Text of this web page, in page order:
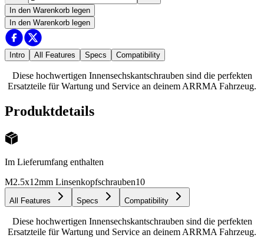
In den Warenkorb legen
In den Warenkorb legen
Intro All Features Specs Compatibility
Diese hochwertigen Innensechskantschrauben sind die perfekten
Ersatzteile für Wartung und Service an deinem ARRMA Fahrzeug.
Produktdetails
Im Lieferumfang enthalten
M2.5x12mm Linsenkopfschrauben10
All Features Specs Compatibility
Diese hochwertigen Innensechskantschrauben sind die perfekten
Ersatzteile für Wartung und Service an deinem ARRMA Fahrzeug.